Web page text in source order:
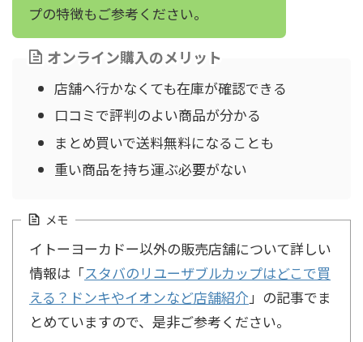
プの特徴もご参考ください。
オンライン購入のメリット
店舗へ行かなくても在庫が確認できる
口コミで評判のよい商品が分かる
まとめ買いで送料無料になることも
重い商品を持ち運ぶ必要がない
メモ
イトーヨーカドー以外の販売店舗について詳しい
情報は「スタバのリユーザブルカップはどこで買
える？ドンキやイオンなど店舗紹介 」の記事でま
とめていますので、是非ご参考ください。